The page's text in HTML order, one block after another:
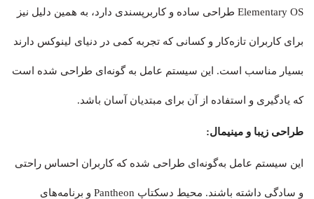
Elementary OS طراحی ساده و کاربرپسندی دارد، به همین دلیل نیز
برای کاربران تازه‌کار و کسانی که تجربه کمی در دنیای لینوکس دارند
بسیار مناسب است. این سیستم‌ عامل به گونه‌ای طراحی شده است
که یادگیری و استفاده از آن برای مبتدیان آسان باشد.
طراحی زیبا و مینیمال:
این سیستم‌ عامل به‌گونه‌ای طراحی شده که کاربران احساس راحتی
و سادگی داشته باشند. محیط دسکتاپ Pantheon و برنامه‌های